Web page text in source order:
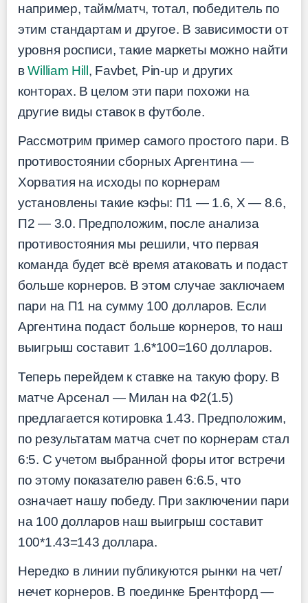
например, тайм/матч, тотал, победитель по
этим стандартам и другое. В зависимости от
уровня росписи, такие маркеты можно найти
вWilliam Hill, Favbet, Pin-up и других
конторах. В целом эти пари похожи на
другие виды ставок в футболе.
Рассмотрим пример самого простого пари. В
противостоянии сборных Аргентина —
Хорватия на исходы по корнерам
установлены такие кэфы: П1 — 1.6, Х — 8.6,
П2 — 3.0. Предположим, после анализа
противостояния мы решили, что первая
команда будет всё время атаковать и подаст
больше корнеров. В этом случае заключаем
пари на П1 на сумму 100 долларов. Если
Аргентина подаст больше корнеров, то наш
выигрыш составит 1.6*100=160 долларов.
Теперь перейдем к ставке на такую фору. В
матче Арсенал — Милан на Ф2(1.5)
предлагается котировка 1.43. Предположим,
по результатам матча счет по корнерам стал
6:5. С учетом выбранной форы итог встречи
по этому показателю равен 6:6.5, что
означает нашу победу. При заключении пари
на 100 долларов наш выигрыш составит
100*1.43=143 доллара.
Нередко в линии публикуются рынки на чет/
нечет корнеров. В поединке Брентфорд —